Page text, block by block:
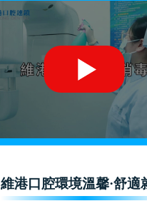
維港口腔環境溫馨·舒適